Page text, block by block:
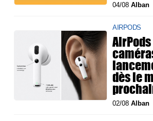
04/08Alban
AIRPODS
dès le
02/08Alban